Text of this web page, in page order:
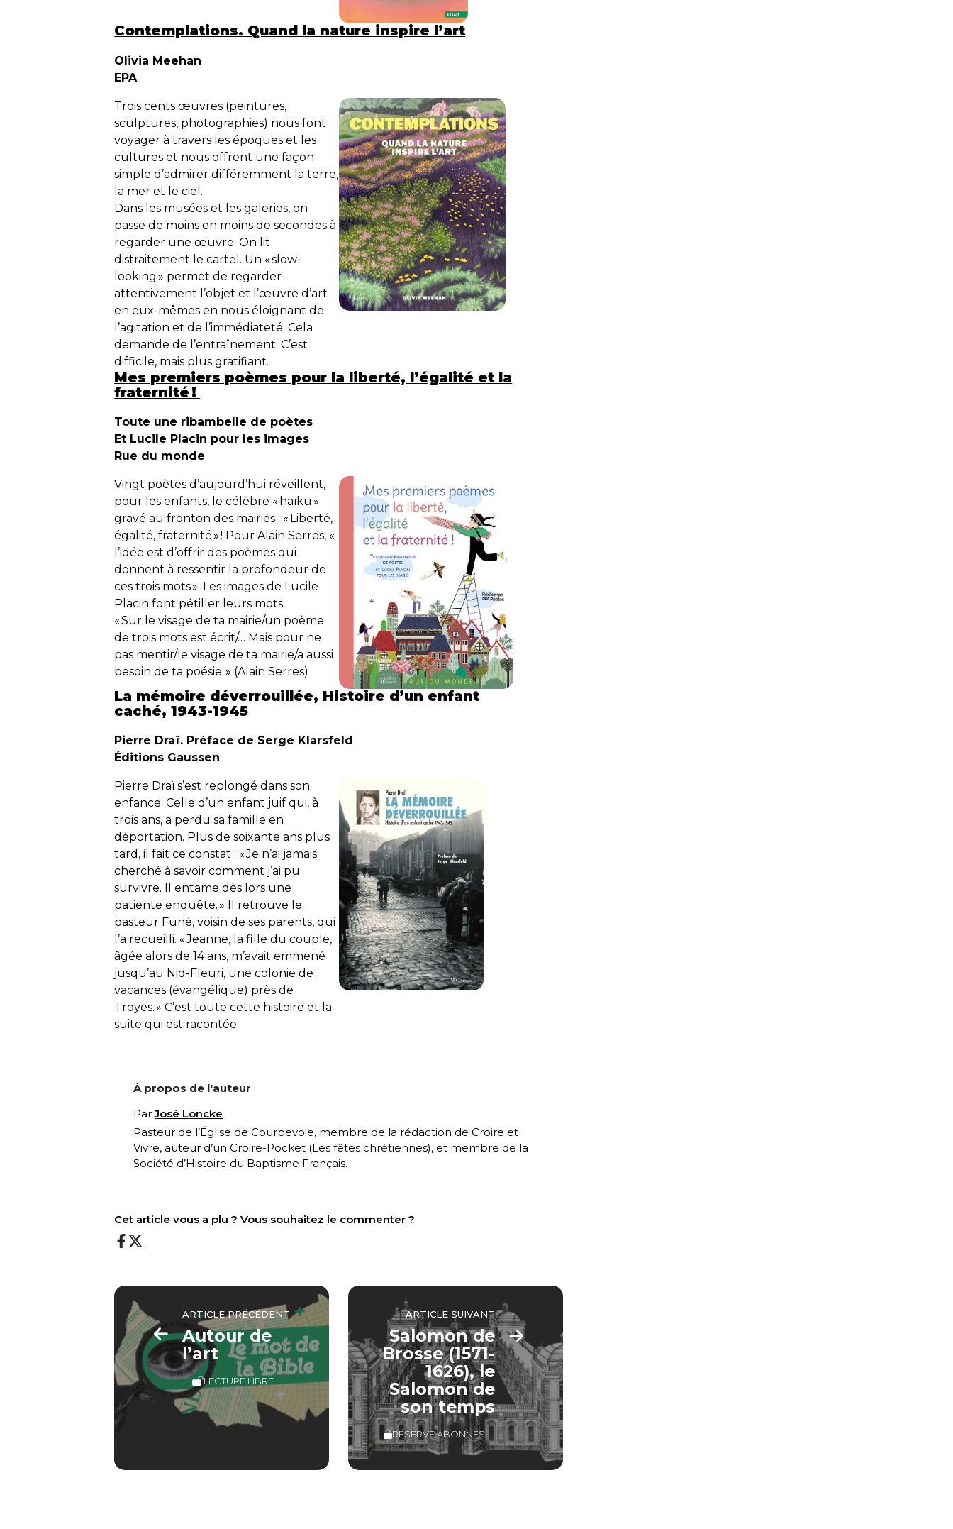
Contemplations. Quand la nature inspire l’art
Olivia Meehan
EPA
Trois cents œuvres (peintures,
sculptures, photographies) nous font
voyager à travers les époques et les
cultures et nous offrent une façon
simple d’admirer différemment la terre,
la mer et le ciel.
Dans les musées et les galeries, on
passe de moins en moins de secondes à
regarder une œuvre. On lit
distraitement le cartel. Un «slow-
looking » permet de regarder
attentivement l’objet et l’œuvre d’art
en eux-mêmes en nous éloignant de
l’agitation et de l’immédiateté. Cela
demande de l’entraînement. C’est
difficile, mais plus gratifiant.
Mes premiers poèmes pour la liberté, l’égalité et la
fraternité !
Toute une ribambelle de poètes
Et Lucile Placin pour les images
Rue du monde
Vingt poètes d’aujourd’hui réveillent,
pour les enfants, le célèbre « haïku »
gravé au fronton des mairies : « Liberté,
égalité, fraternité » ! Pour Alain Serres, «
l’idée est d’offrir des poèmes qui
donnent à ressentir la profondeur de
ces trois mots ». Les images de Lucile
Placin font pétiller leurs mots.
« Sur le visage de ta mairie/un poème
de trois mots est écrit/… Mais pour ne
pas mentir/le visage de ta mairie/a aussi
besoin de ta poésie. » (Alain Serres)
La mémoire déverrouillée, Histoire d’un enfant
caché, 1943-1945
Pierre Draï. Préface de Serge Klarsfeld
Éditions Gaussen
Pierre Draï s’est replongé dans son
enfance. Celle d’un enfant juif qui, à
trois ans, a perdu sa famille en
déportation. Plus de soixante ans plus
tard, il fait ce constat : «Je n’ai jamais
cherché à savoir comment j’ai pu
survivre. Il entame dès lors une
patiente enquête. » Il retrouve le
pasteur Funé, voisin de ses parents, qui
l’a recueilli. «Jeanne, la fille du couple,
âgée alors de 14 ans, m’avait emmené
jusqu’au Nid-Fleuri, une colonie de
vacances (évangélique) près de
Troyes.» C’est toute cette histoire et la
suite qui est racontée.
À propos de l'auteur
ParJosé Loncke
Pasteur de l’Église de Courbevoie, membre de la rédaction de Croire et
Vivre, auteur d’un Croire-Pocket (Les fêtes chrétiennes), et membre de la
Société d’Histoire du Baptisme Français.
Cet article vous a plu ? Vous souhaitez le commenter ?
ARTICLE PRÉCÉDENT
Autour de
l’art
LECTURE LIBRE
ARTICLE SUIVANT
Salomon de
Brosse (1571-
1626), le
Salomon de
son temps
RÉSERVÉ ABONNÉS